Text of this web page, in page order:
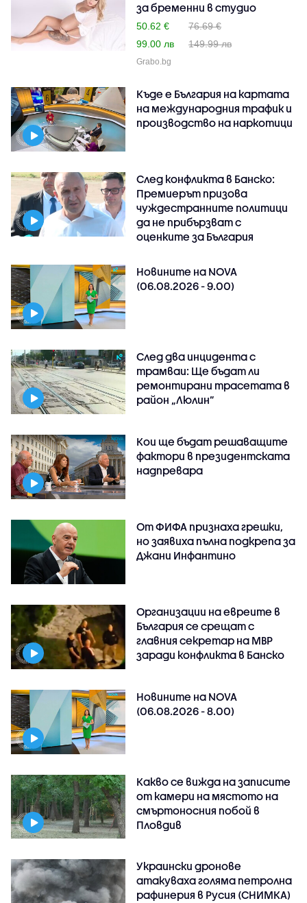
за бременни в студио
50.62 €
76.69 €
99.00 лв
149.99 лв
Grabo.bg
Къде е България на картата
на международния трафик и
производство на наркотици
След конфликта в Банско:
Премиерът призова
чуждестранните политици
да не прибързват с
оценките за България
Новините на NOVA
(06.08.2026 - 9.00)
След два инцидента с
трамваи: Ще бъдат ли
ремонтирани трасетата в
район „Люлин”
Кои ще бъдат решаващите
фактори в президентската
надпревара
От ФИФА признаха грешки,
но заявиха пълна подкрепа за
Джани Инфантино
Организации на евреите в
България се срещат с
главния секретар на МВР
заради конфликта в Банско
Новините на NOVA
(06.08.2026 - 8.00)
Какво се вижда на записите
от камери на мястото на
смъртоносния побой в
Пловдив
Украински дронове
атакуваха голяма петролна
рафинерия в Русия (СНИМКА)